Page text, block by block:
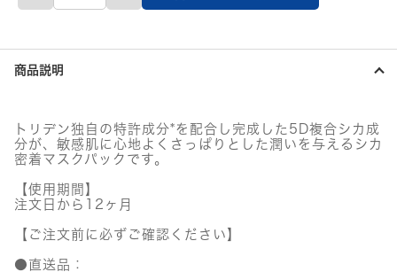
リ
ン)
バ
ラ
フ
ル
シ
マ
ス
個
商品説明
トリデン独自の特許成分*を配合し完成した5D複合シカ成
分が、敏感肌に心地よくさっぱりとした潤いを与えるシカ
密着マスクパックです。
【使用期間】
注文日から12ヶ月
【ご注文前に必ずご確認ください】
●直送品：